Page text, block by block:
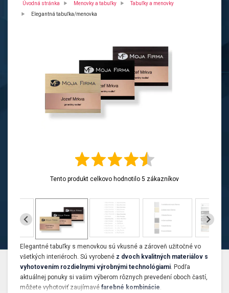
Úvodná stránka Menovky a tabuľky
Tabuľky a menovky
Elegantná tabuľka/menovka
Tento produkt celkovo hodnotilo 5 zákazníkov
Elegantné tabuľky s menovkou sú vkusné a zároveň užitočné vo
všetkých interiéroch. Sú vyrobené z dvoch kvalitných materiálov s
vyhotovením rozdielnymi výrobnými technológiami. Podľa
aktuálnej ponuky si vašim výberom rôznych prevedení oboch častí,
môžete vyhotoviť zaujímavé farebné kombinácie.